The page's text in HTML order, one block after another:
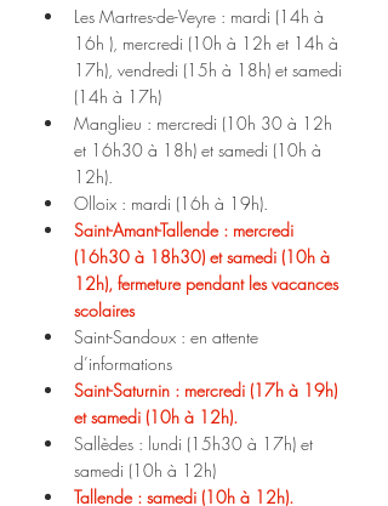
Les Martres-de-Veyre : mardi (14h à
16h ), mercredi (10h à 12h et 14h à
17h), vendredi (15h à 18h) et samedi
(14h à 17h)
Manglieu : mercredi (10h 30 à 12h
et 16h30 à 18h) et samedi (10h à
12h).
Olloix : mardi (16h à 19h).
Saint-Amant-Tallende : mercredi
(16h30 à 18h30) et samedi (10h à
12h), fermeture pendant les vacances
scolaires
Saint-Sandoux : en attente
d’informations
Saint-Saturnin : mercredi (17h à 19h)
et samedi (10h à 12h).
Sallèdes : lundi (15h30 à 17h) et
samedi (10h à 12h)
Tallende : samedi (10h à 12h).